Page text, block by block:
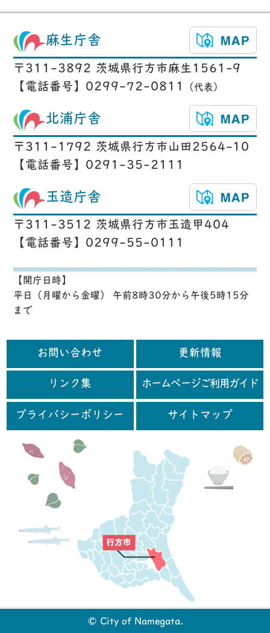
麻生庁舎
〒311-3892 茨城県行方市麻生1561-9
【電話番号】0299-72-0811
（代表）
北浦庁舎
〒311-1792 茨城県行方市山田2564-10
【電話番号】0291-35-2111
玉造庁舎
〒311-3512 茨城県行方市玉造甲404
【電話番号】0299-55-0111
【開庁日時】
平日（月曜から金曜） 午前8時30分から午後5時15分
まで
お問い合わせ 更新情報
リンク集 ホームページご利用ガイド
プライバシーポリシー サイトマップ
© City of Namegata.